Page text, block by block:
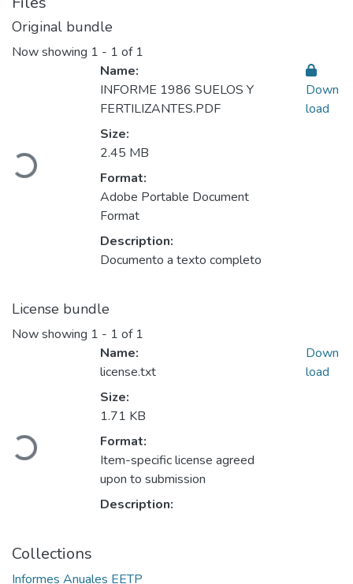
Original bundle
Now showing 1 - 1 of 1
Loading...
Name:
INFORME 1986 SUELOS Y
FERTILIZANTES.PDF
Size:
2.45 MB
Format:
Adobe Portable Document
Format
Description:
Documento a texto completo
Down
load
License bundle
Now showing 1 - 1 of 1
Loading...
Name:
license.txt
Size:
1.71 KB
Format:
Item-specific license agreed
upon to submission
Description:
Down
load
Collections
Informes Anuales EETP